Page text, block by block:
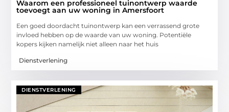
Waarom een professioneel tuinontwerp waarde
toevoegt aan uw woning in Amersfoort
Een goed doordacht tuinontwerp kan een verrassend grote
invloed hebben op de waarde van uw woning. Potentiële
kopers kijken namelijk niet alleen naar het huis
Dienstverlening
DIENSTVERLENING